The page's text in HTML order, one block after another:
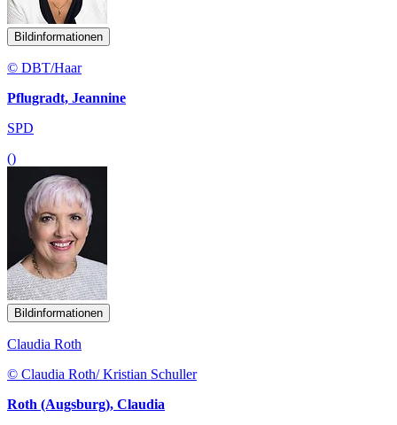
Bildinformationen
© DBT/Haar
Pflugradt, Jeannine
SPD
()
Bildinformationen
Claudia Roth
© Claudia Roth/ Kristian Schuller
Roth (Augsburg), Claudia